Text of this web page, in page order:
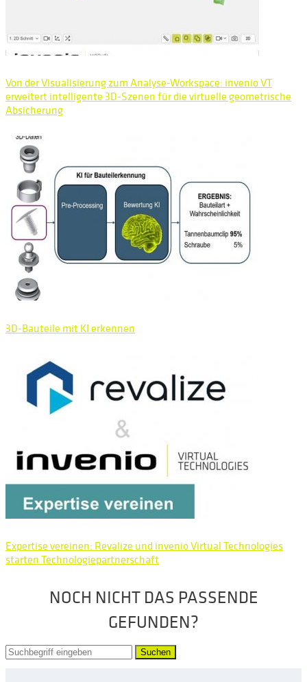
Von der Visualisierung zum Analyse-Workspace: invenio VT
erweitert intelligente 3D-Szenen für die virtuelle geometrische
Absicherung
3D-Bauteile mit KI erkennen
Expertise vereinen: Revalize und invenio Virtual Technologies
starten Technologiepartnerschaft
NOCH NICHT DAS PASSENDE
GEFUNDEN?
Suchen